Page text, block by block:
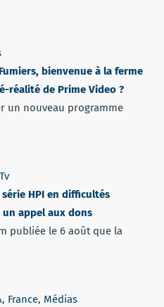
bienvenue à la ferme
réalité de Prime Video ?
un nouveau programme
HPI en difficultés
appel aux dons
publiée le 6 août que la
, France, Médias